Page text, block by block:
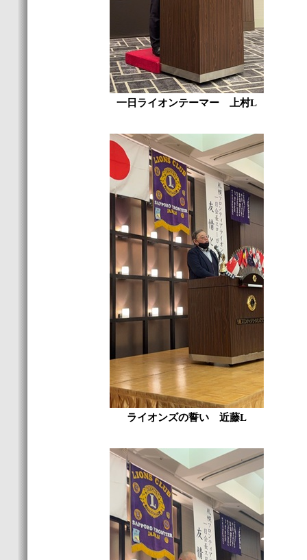
一日ライオンテーマー 上村L
ライオンズの誓い 近藤L